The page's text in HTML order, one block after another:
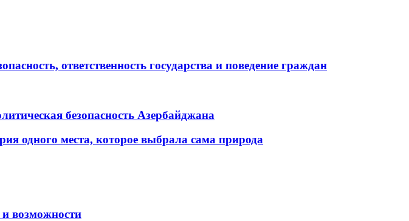
ответственность государства и поведение граждан
безопасность Азербайджана
одного места, которое выбрала сама природа
возможности